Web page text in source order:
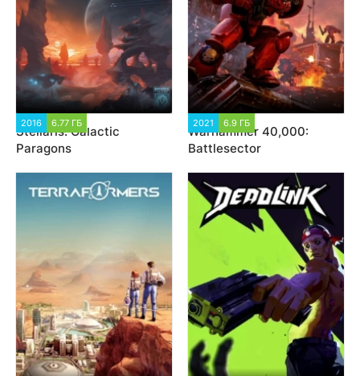
2016 6.77 ГБ
Stellaris: Galactic
Paragons
2021 6.9 ГБ
Warhammer 40,000:
Battlesector